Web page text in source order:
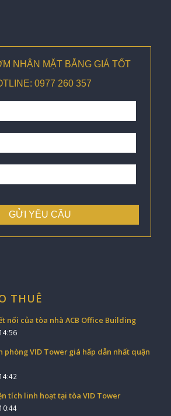
NHẬN MẶT BẰNG GIÁ TỐT
0977 260 357
THUÊ
nối của tòa nhà ACB Office Building
phòng VID Tower giá hấp dẫn nhất quận
tích linh hoạt tại tòa VID Tower